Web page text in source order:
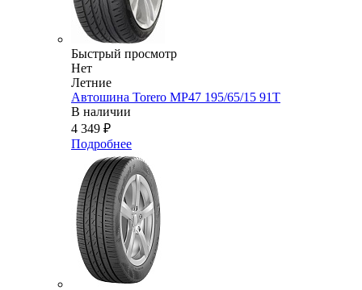
Быстрый просмотр
Нет
Летние
Автошина Torero MP47 195/65/15 91T
В наличии
4 349 ₽
Подробнее